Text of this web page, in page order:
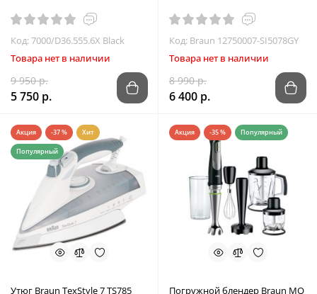
Код: 7000/D36.555.6X Black
Товара нет в наличии
9 950 р.
5 750 р.
Код: Braun 12750007-SI5078GY
Товара нет в наличии
8 990 р.
6 400 р.
Акция -37 % Хит
Популярный
Утюг Braun TexStyle 7 TS785
Акция -35 % Популярный
Погружной блендер Braun MQ